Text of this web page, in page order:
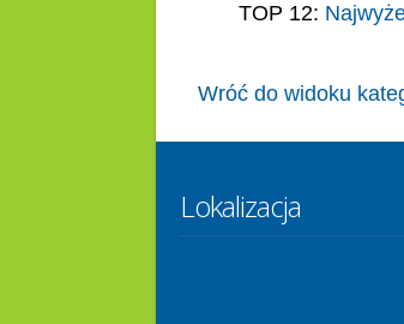
TOP 12:
Wróć do widoku
Lokalizacja